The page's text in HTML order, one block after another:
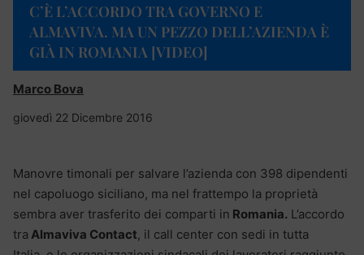
C’È L’ACCORDO TRA GOVERNO E
ALMAVIVA. MA UN PEZZO DELL’AZIENDA È
GIÀ IN ROMANIA [VIDEO]
Marco Bova
giovedì 22 Dicembre 2016
Manovre timonali per salvare l’azienda con 398 dipendenti
nel capoluogo siciliano, ma nel frattempo la proprietà
sembra aver trasferito dei comparti in Romania. L’accordo
tra Almaviva Contact, il call center con sedi in tutta